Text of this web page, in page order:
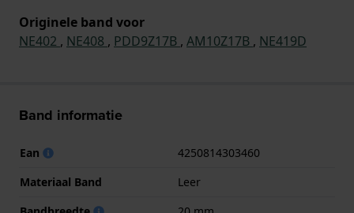
Originele band voor
NE402 , NE408 , PDD9Z17B , AM10Z17B , NE419D
Band informatie
Ean
4250814303460
Materiaal Band
Leer